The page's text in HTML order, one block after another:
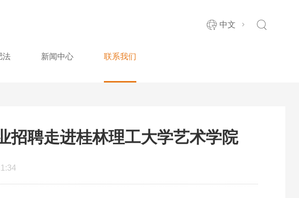
中文
法 新闻中心 联系我们
招聘走进桂林理工大学艺术学院